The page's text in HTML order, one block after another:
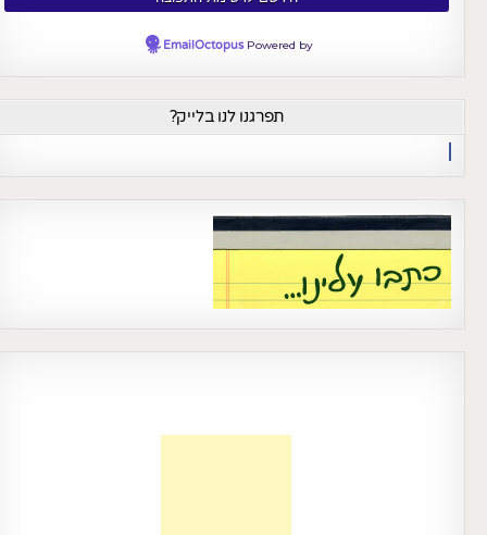
Powered by
EmailOctopus
תפרגנו לנו בלייק?